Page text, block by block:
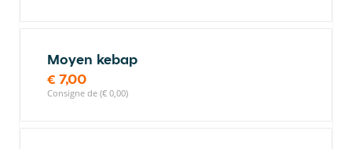
Moyen kebap
€ 7,00
Consigne de (€ 0,00)